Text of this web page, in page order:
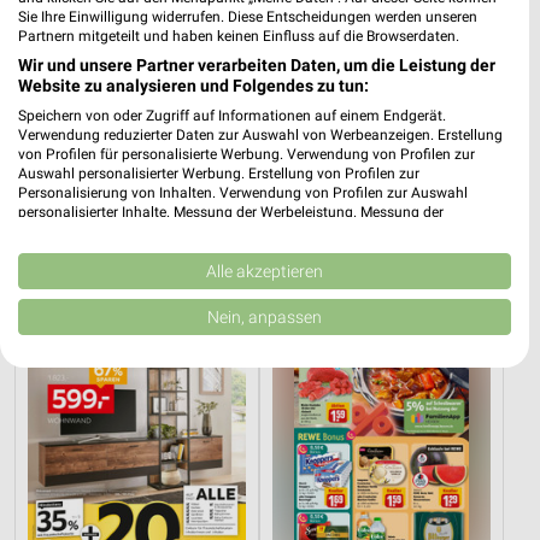
0,5 km
Angebote ab 03.08.
Noch heute gültig
17,5 km
Dieter Knoll
Gültig bis Fr. 14.08.
XXXLutz REWE
Sie Ihre Einwilligung widerrufen. Diese Entscheidungen werden unseren
Partnern mitgeteilt und haben keinen Einfluss auf die Browserdaten.
Wir und unsere Partner verarbeiten Daten, um die Leistung der
Website zu analysieren und Folgendes zu tun:
Speichern von oder Zugriff auf Informationen auf einem Endgerät.
Verwendung reduzierter Daten zur Auswahl von Werbeanzeigen. Erstellung
von Profilen für personalisierte Werbung. Verwendung von Profilen zur
Auswahl personalisierter Werbung. Erstellung von Profilen zur
Personalisierung von Inhalten. Verwendung von Profilen zur Auswahl
personalisierter Inhalte. Messung der Werbeleistung. Messung der
Kombinationen von Daten aus verschiedenen Quellen. Entwicklung und
Verbesserung der Angebote. Verwendung reduzierter Daten zur Auswahl
von Inhalten.
Daten können außerhalb der Europäischen Union weitergegeben und in die
USA gesendet werden.
Website/App.
Partnerliste anzeigen (1 IAB-Anbieter)
Wir nutzen Ihre Daten für folgende Zwecke:
IAB-Verarbeitungszwecke:
Speichern von oder Zugriff auf Informationen
auf einem Endgerät
Alle akzeptieren
Nein, anpassen